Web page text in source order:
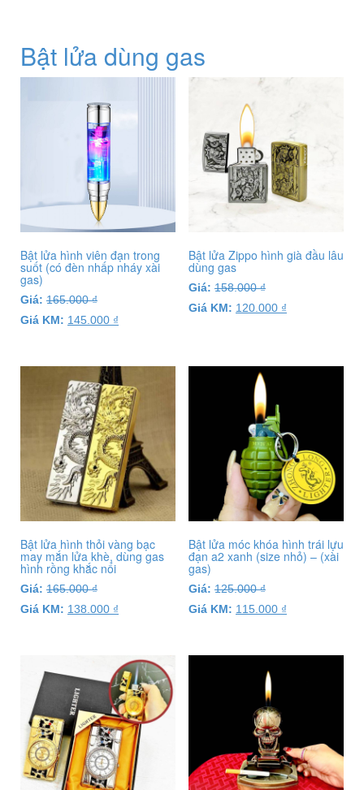
Bật lửa dùng gas
Bật lửa hình viên đạn trong
suốt (có đèn nhấp nháy xài
gas)
Giá: 165.000₫
Giá KM: 145.000 ₫
Bật lửa Zippo hình già đầu lâu
dùng gas
Giá: 158.000₫
Giá KM: 120.000 ₫
Bật lửa hình thỏi vàng bạc
may mắn lửa khè, dùng gas
hình rồng khắc nổi
Giá: 165.000₫
Giá KM: 138.000 ₫
Bật lửa móc khóa hình trái lựu
đạn a2 xanh (size nhỏ) – (xài
gas)
Giá: 125.000₫
Giá KM: 115.000 ₫